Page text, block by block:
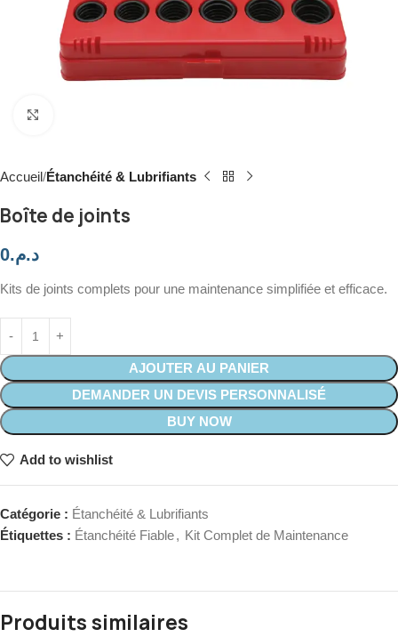
Accueil Étanchéité & Lubrifiants
Boîte de joints
د.م.0
Kits de joints complets pour une maintenance simplifiée et efficace.
AJOUTER AU PANIER
DEMANDER UN DEVIS PERSONNALISÉ
BUY NOW
Add to wishlist
Catégorie : Étanchéité & Lubrifiants
Étiquettes : Étanchéité Fiable, Kit Complet de Maintenance
Produits similaires